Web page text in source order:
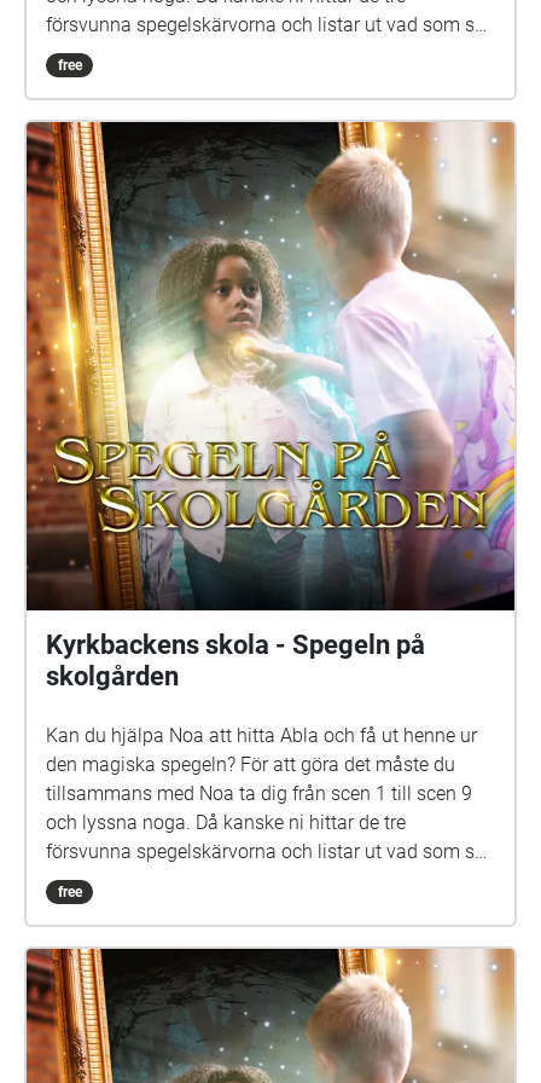
försvunna spegelskärvorna och listar ut vad som ska
göras med dem. Det kan hända att fler försvunna
barn dyker upp i skärvorna. På skolgården kommer
här skolan för länge sen. Hon är virrig, men det lönar
sig att lyssna på henne. Siri och Selma kan du
däremot gärna akta dig för. Spegeln på skolgården-
äventyret är skrivet av Monica Vikström-Jokela. De
som gör rollerna är: Noa: Theo Zilliacus Siri: Rebecka
Mellgren Selma: Olivia Söderholm Abla: Beatrice
Holmström Frank: Samuel Bahne Märta: Saga
Sederholm Nalle: Oskar Pöysti Polisen: Stella Laine
Elna: Sue Lemström Elever på skolgården spelas av:
Livia Ahlström, Kajsa Degn, Bon Järf, Luna Lukka,
Salma Sarkola, Amie Sidibeh och Norah Thottungal.
Vi andra som har jobbat med äventyret är: Barbro
Ahlstedt, Clas Christiansen, Jessica Edén, Sofie
Gammals, Anne Hämäläinen, Timo Hietala, Niko
Ingman, Anna-Maija Kalén, Marina Meinander och
Are Nikkinen. Äventyret är gjort av Svenska Yle
drama. Vi hoppas att du ska ha en rolig och
spännande stund på din skolgård!
free
Kyrkbackens skola - Spegeln på
skolgården
Kan du hjälpa Noa att hitta Abla och få ut henne ur
den magiska spegeln? För att göra det måste du
tillsammans med Noa ta dig från scen 1 till scen 9
och lyssna noga. Då kanske ni hittar de tre
försvunna spegelskärvorna och listar ut vad som ska
göras med dem. Det kan hända att fler försvunna
barn dyker upp i skärvorna. På skolgården kommer
här skolan för länge sen. Hon är virrig, men det lönar
sig att lyssna på henne. Siri och Selma kan du
däremot gärna akta dig för. Spegeln på skolgården-
äventyret är skrivet av Monica Vikström-Jokela. De
free